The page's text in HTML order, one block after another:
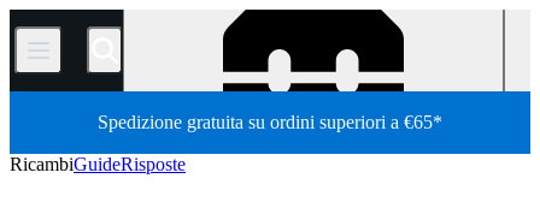
/
Spedizione gratuita su ordini superiori a €65*
RicambiGuideRisposte